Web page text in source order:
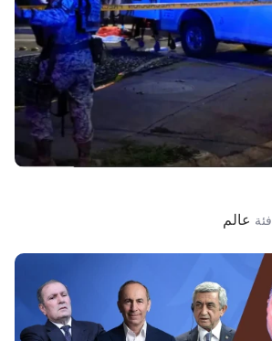
فئة عالم